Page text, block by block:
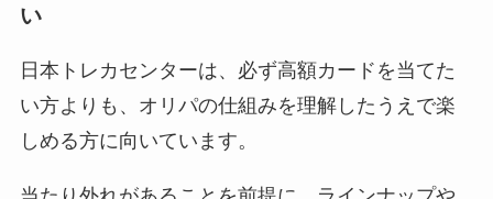
い
日本トレカセンターは、必ず高額カードを当てた
い方よりも、オリパの仕組みを理解したうえで楽
しめる方に向いています。